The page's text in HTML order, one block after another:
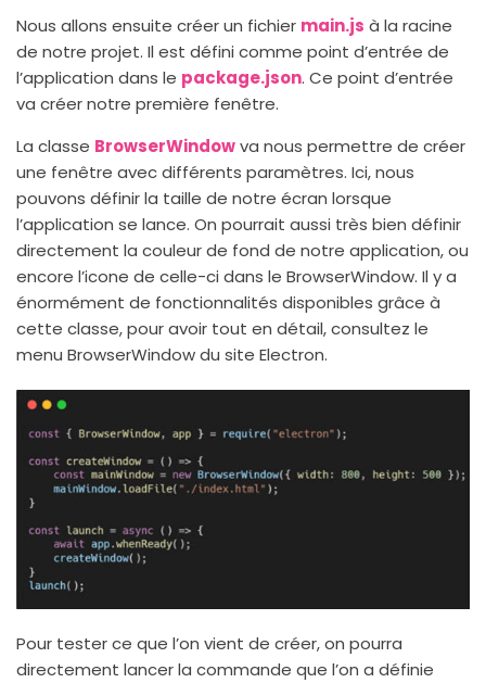
Nous allons ensuite créer un fichier main.js à la racine
de notre projet. Il est défini comme point d’entrée de
l’application dans le package.json. Ce point d’entrée
va créer notre première fenêtre.
La classe BrowserWindowva nous permettre de créer
une fenêtre avec différents paramètres. Ici, nous
pouvons définir la taille de notre écran lorsque
l’application se lance. On pourrait aussi très bien définir
directement la couleur de fond de notre application, ou
encore l’icone de celle-ci dans le BrowserWindow. Il y a
énormément de fonctionnalités disponibles grâce à
cette classe, pour avoir tout en détail, consultez le
menu BrowserWindow du site Electron.
Pour tester ce que l’on vient de créer, on pourra
directement lancer la commande que l’on a définie